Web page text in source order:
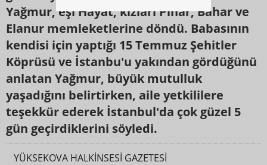
Yağmur, eşi Hayat, kızları Pınar, Bahar ve
Elanur memleketlerine döndü. Babasının
kendisi için yaptığı 15 Temmuz Şehitler
Köprüsü ve İstanbu'u yakından gördüğünü
anlatan Yağmur, büyük mutulluk
yaşadığını belirtirken, aile yetkililere
teşekkür ederek İstanbul'da çok güzel 5
gün geçirdiklerini söyledi.
YÜKSEKOVA HALKİNSESİ GAZETESİ